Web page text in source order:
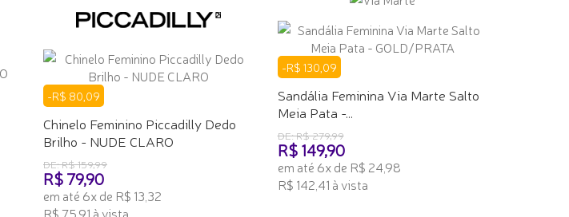
-R$ 80,09
Chinelo Feminino Piccadilly Dedo
Brilho - NUDE CLARO
DE: R$ 159,99
R$ 79,90
em até 6x de R$ 13,32
R$ 75,91 à vista
-R$ 130,09
Sandália Feminina Via Marte Salto
Meia Pata -...
DE: R$ 279,99
R$ 149,90
em até 6x de R$ 24,98
R$ 142,41 à vista